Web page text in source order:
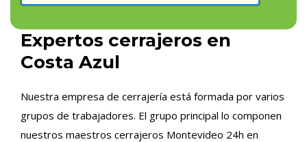
Expertos cerrajeros en
Costa Azul
Nuestra empresa de cerrajería está formada por varios
grupos de trabajadores. El grupo principal lo componen
nuestros maestros cerrajeros Montevideo 24h en